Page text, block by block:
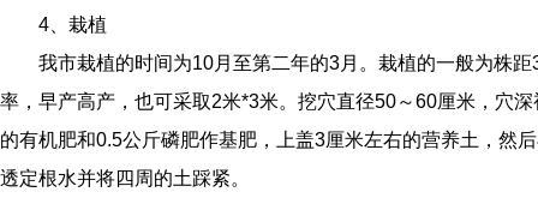
4、栽植
我市栽植的时间为10月至第二年的3月。栽植的一般为株
率，早产高产，也可采取2米*3米。挖穴直径50～60厘米，穴
的有机肥和0.5公斤磷肥作基肥，上盖3厘米左右的营养土，然
透定根水并将四周的土踩紧。